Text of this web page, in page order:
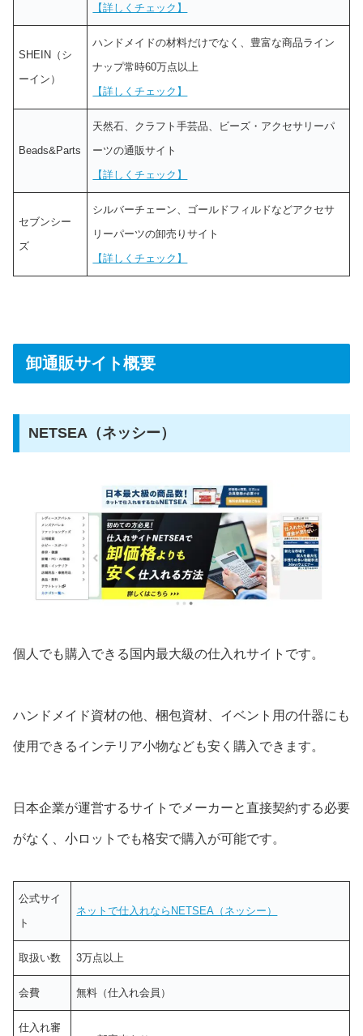
【詳しくチェック】
SHEIN（シ
ーイン）
ハンドメイドの材料だけでなく、豊富な商品ライン
ナップ常時60万点以上
【詳しくチェック】
Beads&Parts
天然石、クラフト手芸品、ビーズ・アクセサリーパ
ーツの通販サイト
【詳しくチェック】
セブンシー
ズ
シルバーチェーン、ゴールドフィルドなどアクセサ
リーパーツの卸売りサイト
【詳しくチェック】
卸通販サイト概要
NETSEA（ネッシー）
個人でも購入できる国内最大級の仕入れサイトです。
ハンドメイド資材の他、梱包資材、イベント用の什器にも
使用できるインテリア小物なども安く購入できます。
日本企業が運営するサイトでメーカーと直接契約する必要
がなく、小ロットでも格安で購入が可能です。
公式サイ
ト
ネットで仕入れならNETSEA（ネッシー）
取扱い数 3万点以上
会費 無料（仕入れ会員）
仕入れ審